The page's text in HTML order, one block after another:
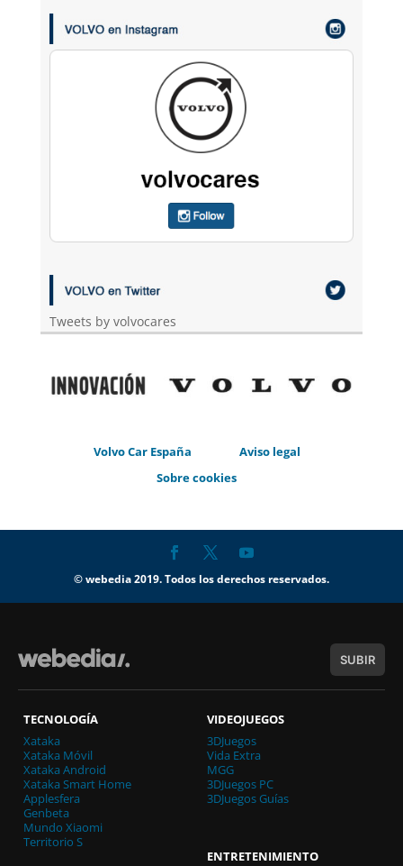
Tweets by volvocares
Volvo Car España
Aviso legal
Sobre cookies
© webedia 2019. Todos los derechos reservados.
SUBIR
TECNOLOGÍA
Xataka
Xataka Móvil
Xataka Android
Xataka Smart Home
Applesfera
Genbeta
Mundo Xiaomi
Territorio S
VIDEOJUEGOS
3DJuegos
Vida Extra
MGG
3DJuegos PC
3DJuegos Guías
ENTRETENIMIENTO